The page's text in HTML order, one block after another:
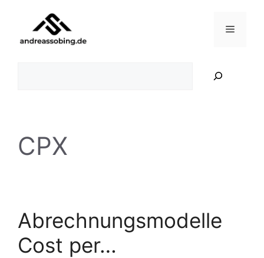
springen
Menü
CPX
Abrechnungsmodelle
Cost per…